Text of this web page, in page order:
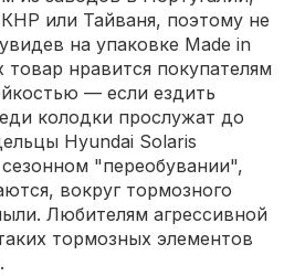
или Тайваня, поэтому не
на упаковке Made in
товар нравится покупателям
— если ездить
колодки прослужат до
Hyundai Solaris
"переобувании",
вокруг тормозного
Любителям агрессивной
тормозных элементов